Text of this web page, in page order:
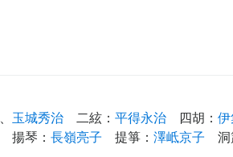
玉城秀治 二絃 ： 平得永治 四胡 ：
揚琴 ： 長嶺亮子 提箏 ： 澤岻京子 洞